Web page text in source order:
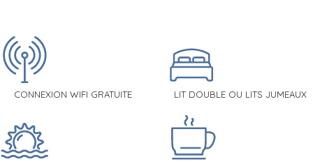
CONNEXION WIFI GRATUITE LIT DOUBLE OU LITS JUMEAUX